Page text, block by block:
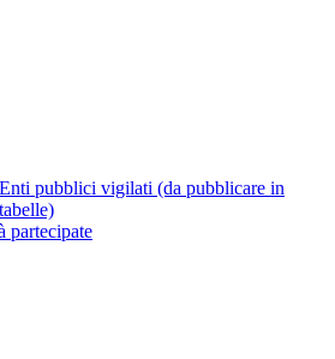
Enti pubblici vigilati (da pubblicare in
tabelle)
partecipate